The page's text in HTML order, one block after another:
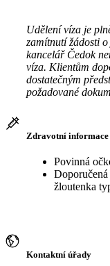
Udělení víza je
zamítnutí žádosti
kancelář Čedok
víza. Klientům
dostatečným
požadované
Zdravotní informace
Povinná
žloutenka
Kontaktní úřady